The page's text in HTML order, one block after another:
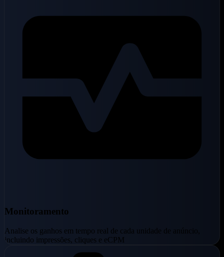
Monitoramento
Analise os ganhos em tempo real de cada unidade de anúncio,
incluindo impressões, cliques e eCPM